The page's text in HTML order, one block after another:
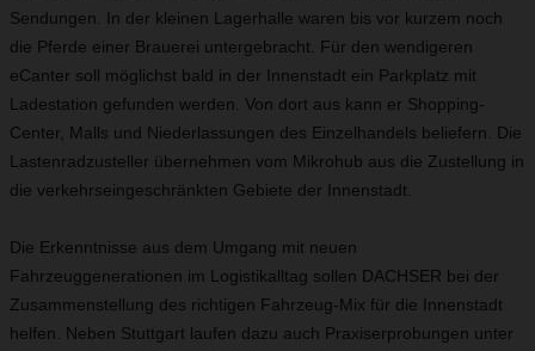
Sendungen. In der kleinen Lagerhalle waren bis vor kurzem noch
die Pferde einer Brauerei untergebracht. Für den wendigeren
eCanter soll möglichst bald in der Innenstadt ein Parkplatz mit
Ladestation gefunden werden. Von dort aus kann er Shopping-
Center, Malls und Niederlassungen des Einzelhandels beliefern. Die
Lastenradzusteller übernehmen vom Mikrohub aus die Zustellung in
die verkehrseingeschränkten Gebiete der Innenstadt.
Die Erkenntnisse aus dem Umgang mit neuen
Fahrzeuggenerationen im Logistikalltag sollen DACHSER bei der
Zusammenstellung des richtigen Fahrzeug-Mix für die Innenstadt
helfen. Neben Stuttgart laufen dazu auch Praxiserprobungen unter